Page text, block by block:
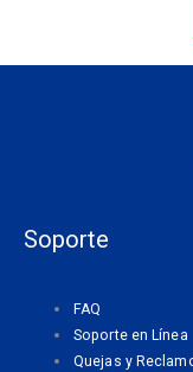
Soporte
FAQ
Soporte en Línea
Quejas y